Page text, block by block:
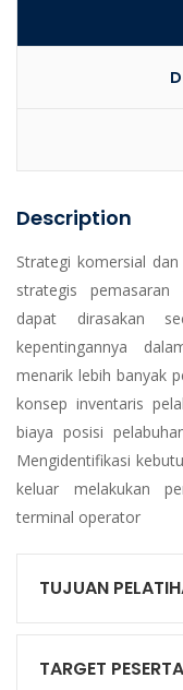
Description
Strategi komersial
strategis pemasaran
dapat dirasakan
kepentingannya
menarik lebih banyak
konsep inventaris
biaya posisi
Mengidentifikasi
keluar melakukan
terminal operator
TUJUAN
TARGET PESERTA